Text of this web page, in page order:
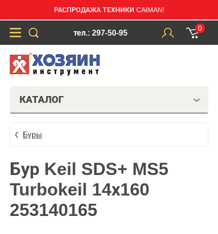
РАСПРОДАЖА ТЕХНИКИ CAIMAN!
тел.: 297-50-95
0
КАТАЛОГ
Буры
Бур Keil SDS+ MS5
Turbokeil 14х160
253140165